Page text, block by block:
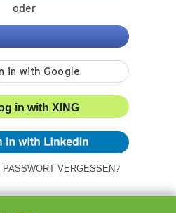
oder
in with XING
PASSWORT VERGESSEN?